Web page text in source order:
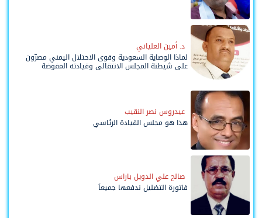
د. أمين العلياني
لماذا الوصاية السعودية وقوى الاحتلال اليمني مصرّون
على شيطنة المجلس الانتقالي وقيادته المفوضة
عيدروس نصر النقيب
هذا هو مجلس القيادة الرئاسي
صالح علي الدويل باراس
فاتورة التضليل ندفعها جميعاً